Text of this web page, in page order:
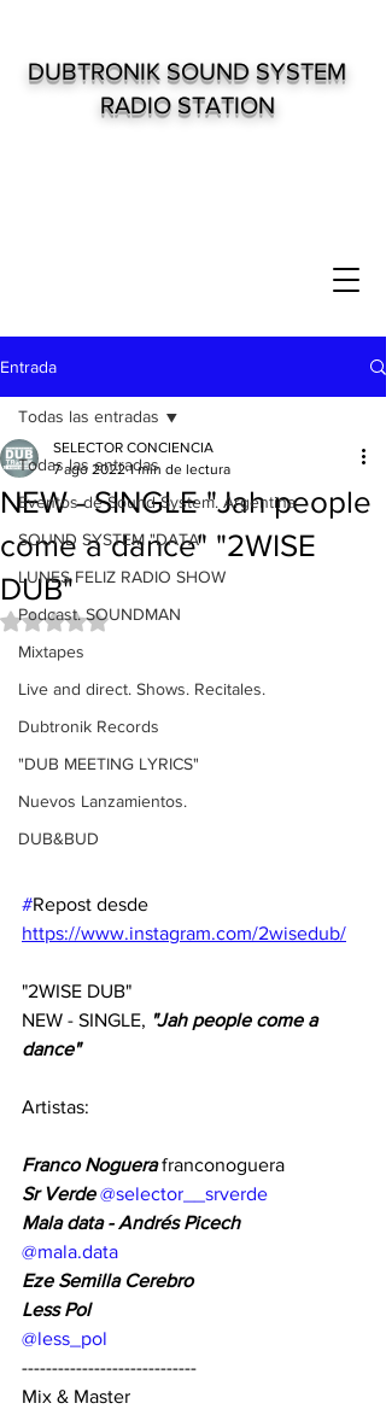
DUBTRONIK SOUND SYSTEM
RADIO STATION
Entrada
Todas las entradas
Eventos de Sound System. Argentina
SOUND SYSTEM "DATA"
LUNES FELIZ RADIO SHOW
Podcast. SOUNDMAN
Mixtapes
Live and direct. Shows. Recitales.
Dubtronik Records
"DUB MEETING LYRICS"
Nuevos Lanzamientos.
DUB&BUD
Todas las entradas
NEW - SINGLE "Jah people
come a dance" "2WISE
DUB"
SELECTOR CONCIENCIA
7 ago 2022 1 min de lectura
Obtuvo NaN de 5 estrellas.
#Repost desde
https://www.instagram.com/2wisedub/
"2WISE DUB"
NEW - SINGLE, "Jah people come a
dance"
Artistas:
Franco Noguera franconoguera
Sr Verde @selector__srverde
Mala data - Andrés Picech
@mala.data
Eze Semilla Cerebro
Less Pol
@less_pol
-----------------------------
Mix & Master